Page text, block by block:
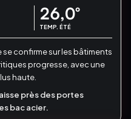
26,0°
TEMP. ÉTÉ
confirme sur les bâtiments
progresse, avec une
haute.
près des portes
bac acier.